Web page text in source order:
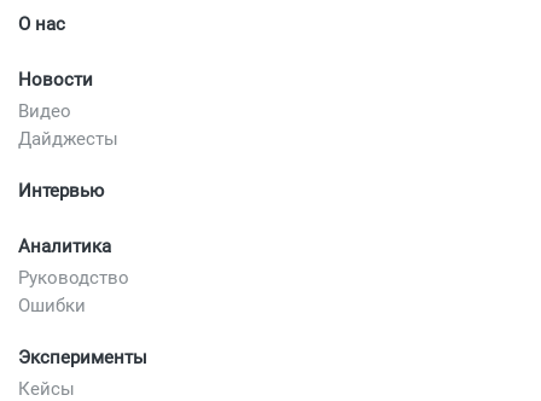
О нас
Новости
Видео
Дайджесты
Интервью
Аналитика
Руководство
Ошибки
Эксперименты
Кейсы